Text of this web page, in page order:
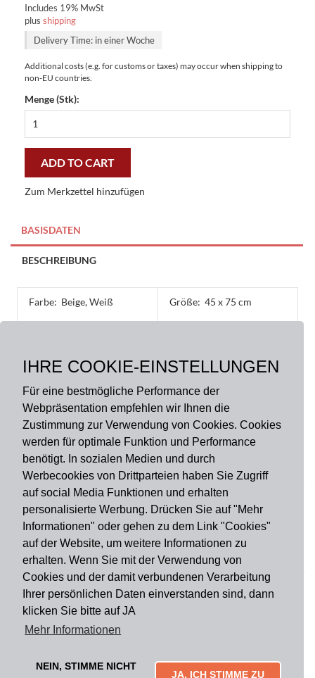
IHRE COOKIE-EINSTELLUNGEN
Für eine bestmögliche Performance der
Webpräsentation empfehlen wir Ihnen die
Zustimmung zur Verwendung von Cookies. Cookies
werden für optimale Funktion und Performance
benötigt. In sozialen Medien und durch
Werbecookies von Drittparteien haben Sie Zugriff
auf social Media Funktionen und erhalten
personalisierte Werbung. Drücken Sie auf "Mehr
Informationen" oder gehen zu dem Link "Cookies"
auf der Website, um weitere Informationen zu
erhalten. Wenn Sie mit der Verwendung von
Cookies und der damit verbundenen Verarbeitung
Ihrer persönlichen Daten einverstanden sind, dann
klicken Sie bitte auf JA
Mehr Informationen
NEIN, STIMME NICHT
JA, ICH STIMME ZU
Includes 19% MwSt
plus shipping
Delivery Time: in einer Woche
Additional costs (e.g. for customs or taxes) may occur when shipping to
non-EU countries.
Menge (Stk):
Kokosmatten
75
preiswert
und
stilvoll
ADD TO CART
Zum Merkzettel hinzufügen
BASISDATEN
BESCHREIBUNG
Farbe: Beige, Weiß Größe: 45 x 75 cm
Rückseite: PVC
Zahlungsart
Versandart
Du findest uns auch auf
Informationen
Impressum Widerruf
Mytailor croodles